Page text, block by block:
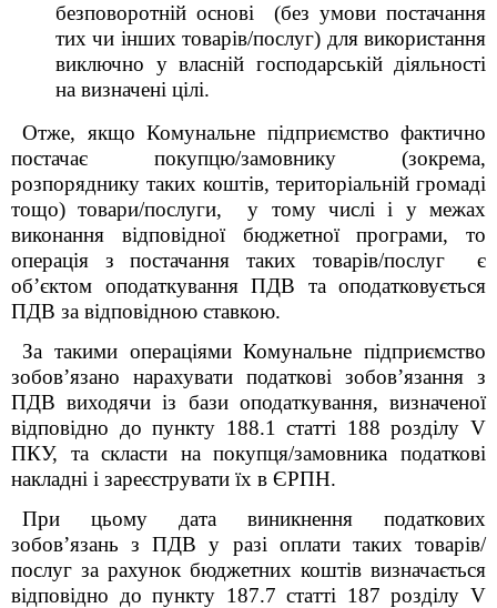
безповоротній основі (без умови постачання
тих чи інших товарів/послуг) для використання
виключно у власній господарській діяльності
на визначені цілі.
Отже, якщо Комунальне підприємство фактично
постачає покупцю/замовнику (зокрема,
розпоряднику таких коштів, територіальній громаді
тощо) товари/послуги, у тому числі і у межах
виконання відповідної бюджетної програми, то
операція з постачання таких товарів/послуг є
об’єктом оподаткування ПДВ та оподатковується
ПДВ за відповідною ставкою.
За такими операціями Комунальне підприємство
зобов’язано нарахувати податкові зобов’язання з
ПДВ виходячи із бази оподаткування, визначеної
відповідно до пункту 188.1 статті 188 розділу V
ПКУ, та скласти на покупця/замовника податкові
накладні і зареєструвати їх в ЄРПН.
При цьому дата виникнення податкових
зобов’язань з ПДВ у разі оплати таких товарів/
послуг за рахунок бюджетних коштів визначається
відповідно до пункту 187.7 статті 187 розділу V